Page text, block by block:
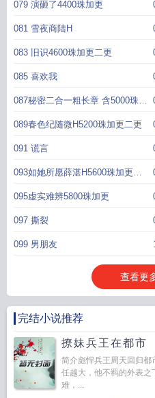
079 演砸了4400珠加更
081 雪夜商陆H
083 旧识4600珠加更二更
085 喜欢我
087秘密二合一粗长章 含5000珠加
更
089春色纪随微H5200珠加更二更
091 谎言
093如她所愿薛湛H5600珠加更三
更
095虚实难辨5800珠加更
097 撕裂
099 男朋友
查看更
完结小说推荐
撩妹兵王在都市
简介彪悍兵王周天回归
任越大，他不羁的外表
难，...